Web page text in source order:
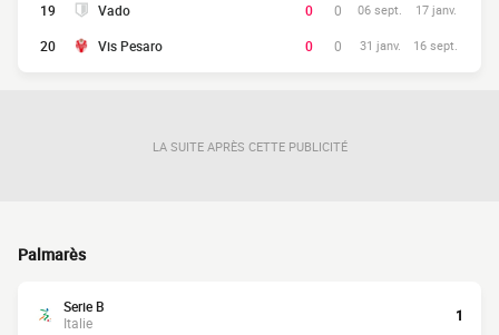
19 Vado 0 0 06 sept. 17 janv.
20 Vis Pesaro 0 0 31 janv. 16 sept.
LA SUITE APRÈS CETTE PUBLICITÉ
Palmarès
Serie B
Italie
1